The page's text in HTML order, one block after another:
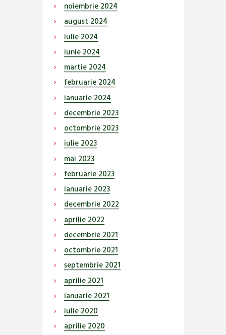
noiembrie 2024
august 2024
iulie 2024
iunie 2024
martie 2024
februarie 2024
ianuarie 2024
decembrie 2023
octombrie 2023
iulie 2023
mai 2023
februarie 2023
ianuarie 2023
decembrie 2022
aprilie 2022
decembrie 2021
octombrie 2021
septembrie 2021
aprilie 2021
ianuarie 2021
iulie 2020
aprilie 2020